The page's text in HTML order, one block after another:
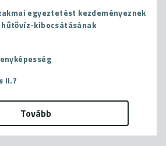
egyeztetést kezdeményeznek
hűtővíz-kibocsátásának
II.?
Tovább